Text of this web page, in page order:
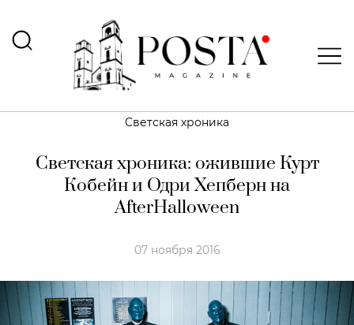
Светская хроника
Светская хроника: ожившие Курт
Кобейн и Одри Хепберн на
AfterHalloween
07 ноября 2016